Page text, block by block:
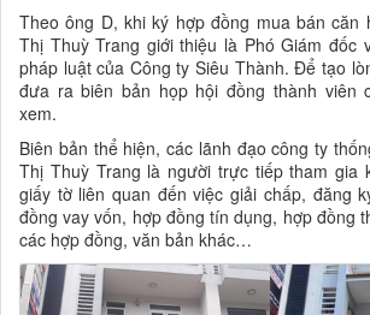
Theo ông D, khi ký hợp đồng mua bán căn
Thị Thuỳ Trang giới thiệu là Phó Giám đốc
pháp luật của Công ty Siêu Thành. Để tạo
đưa ra biên bản họp hội đồng thành viên
xem.
Biên bản thể hiện, các lãnh đạo công ty
Thị Thuỳ Trang là người trực tiếp tham gia
giấy tờ liên quan đến việc giải chấp, đăng
đồng vay vốn, hợp đồng tín dụng, hợp đồng
các hợp đồng, văn bản khác…